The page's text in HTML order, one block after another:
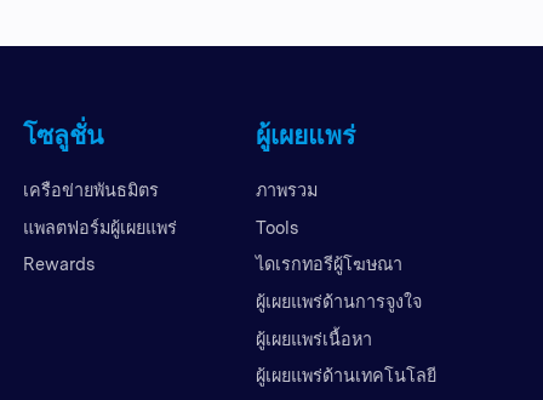
โซลูชั่น
เครือข่ายพันธมิตร
แพลตฟอร์มผู้เผยแพร่
Rewards
ผู้เผยแพร่
ภาพรวม
Tools
ไดเรกทอรีผู้โฆษณา
ผู้เผยแพร่ด้านการจูงใจ
ผู้เผยแพร่เนื้อหา
ผู้เผยแพร่ด้านเทคโนโลยี